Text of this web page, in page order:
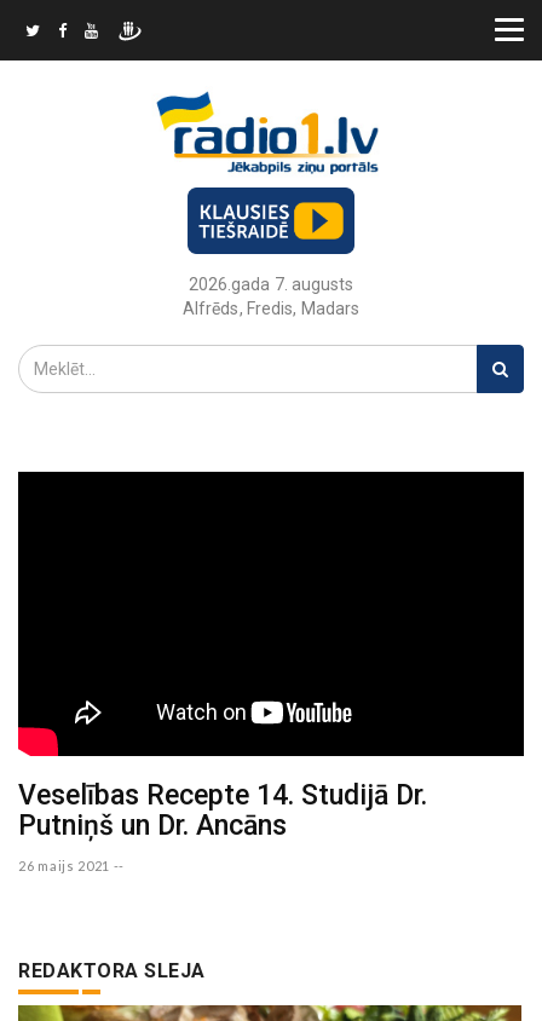
2026.gada 7. augusts
Alfrēds, Fredis, Madars
Veselības Recepte 14. Studijā Dr.
Putniņš un Dr. Ancāns
26 maijs 2021 --
REDAKTORA SLEJA